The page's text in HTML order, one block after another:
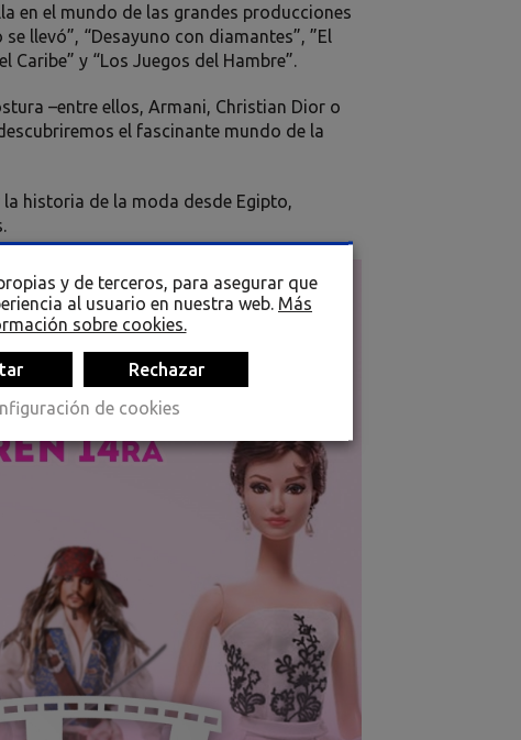
en el mundo de las grandes producciones
llevó”, “Desayuno con diamantes”, ”El
Caribe” y “Los Juegos del Hambre”.
–entre ellos, Armani, Christian Dior o
el fascinante mundo de la
historia de la moda desde Egipto,
y de terceros, para asegurar que
al usuario en nuestra web. Más
sobre cookies.
Rechazar
de cookies